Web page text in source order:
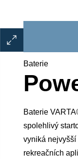
Otevřít
dialogové
obrázkuBaterie
Baterie
spolehlivý
vyniká nejvyšší
rekreačních